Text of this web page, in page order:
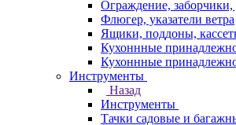
Ограждение,
Флюгер, указатели ветра
Ящики, поддоны,
Кухоннные
Кухоннные
Инструменты
Назад
Инструменты
Тачки садовые и